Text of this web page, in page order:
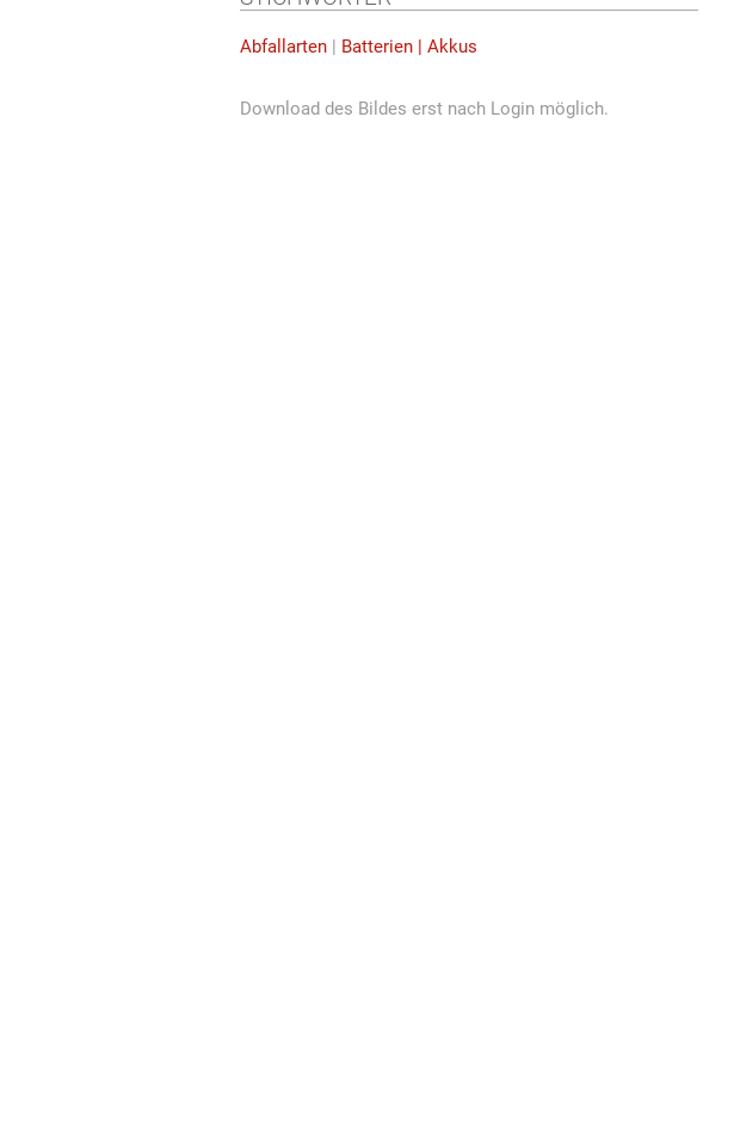
Abfallarten | Batterien | Akkus
Download des Bildes erst nach Login möglich.